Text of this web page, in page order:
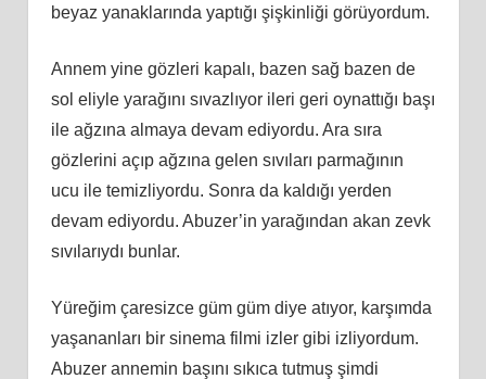
beyaz yanaklarında yaptığı şişkinliği görüyordum.
Annem yine gözleri kapalı, bazen sağ bazen de
sol eliyle yarağını sıvazlıyor ileri geri oynattığı başı
ile ağzına almaya devam ediyordu. Ara sıra
gözlerini açıp ağzına gelen sıvıları parmağının
ucu ile temizliyordu. Sonra da kaldığı yerden
devam ediyordu. Abuzer’in yarağından akan zevk
sıvılarıydı bunlar.
Yüreğim çaresizce güm güm diye atıyor, karşımda
yaşananları bir sinema filmi izler gibi izliyordum.
Abuzer annemin başını sıkıca tutmuş şimdi